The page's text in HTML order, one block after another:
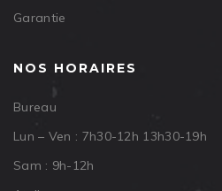
Garantie
NOS HORAIRES
Bureau
Lun – Ven : 7h30-12h 13h30-19h
Sam : 9h-12h